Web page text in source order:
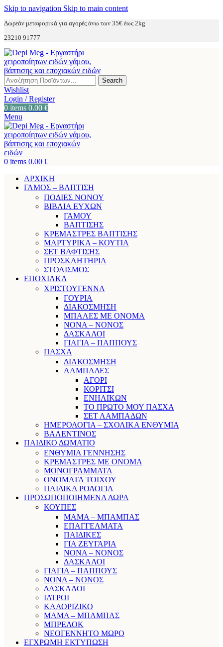
Skip to navigation Skip to main content
Δωρεάν μεταφορικά για αγορές άνω των 35€ έως 2kg
23210 91777
Search
Wishlist
Login / Register
0 items 0.00 €
Menu
0 items 0.00 €
ΑΡΧΙΚΗ
ΓΑΜΟΣ – ΒΑΠΤΙΣΗ
ΠΟΔΙΕΣ ΝΟΝΟΥ
ΒΙΒΛΙΑ ΕΥΧΩΝ
ΓΑΜΟΥ
ΒΑΠΤΙΣΗΣ
ΚΡΕΜΑΣΤΡΕΣ ΒΑΠΤΙΣΗΣ
ΜΑΡΤΥΡΙΚΑ – ΚΟΥΤΙΑ
ΣΕΤ ΒΑΦΤΙΣΗΣ
ΠΡΟΣΚΛΗΤΗΡΙΑ
ΣΤΟΛΙΣΜΟΣ
ΕΠΟΧΙΑΚΑ
ΧΡΙΣΤΟΥΓΕΝΝΑ
ΓΟΥΡΙΑ
ΔΙΑΚΟΣΜΗΣΗ
ΜΠΑΛΕΣ ΜΕ ΟΝΟΜΑ
ΝΟΝΑ – ΝΟΝΟΣ
ΔΑΣΚΑΛΟΙ
ΓΙΑΓΙΑ – ΠΑΠΠΟΥΣ
ΠΑΣΧΑ
ΔΙΑΚΟΣΜΗΣΗ
ΛΑΜΠΑΔΕΣ
ΑΓΟΡΙ
ΚΟΡΙΤΣΙ
ΕΝΗΛΙΚΩΝ
ΤΟ ΠΡΩΤΟ ΜΟΥ ΠΑΣΧΑ
ΣΕΤ ΛΑΜΠΑΔΩΝ
ΗΜΕΡΟΛΟΓΙΑ – ΣΧΟΛΙΚΑ ΕΝΘΥΜΙΑ
ΒΑΛΕΝΤΙΝΟΣ
ΠΑΙΔΙΚΟ ΔΩΜΑΤΙΟ
ΕΝΘΥΜΙΑ ΓΕΝΝΗΣΗΣ
ΚΡΕΜΑΣΤΡΕΣ ΜΕ ΟΝΟΜΑ
ΜΟΝΟΓΡΑΜΜΑΤΑ
ΟΝΟΜΑΤΑ ΤΟΙΧΟΥ
ΠΑΙΔΙΚΑ ΡΟΛΟΓΙΑ
ΠΡΟΣΩΠΟΠΟΙΗΜΕΝΑ ΔΩΡΑ
ΚΟΥΠΕΣ
ΜΑΜΑ – ΜΠΑΜΠΑΣ
ΕΠΑΓΓΕΛΜΑΤΑ
ΠΑΙΔΙΚΕΣ
ΓΙΑ ΖΕΥΓΑΡΙΑ
ΝΟΝΑ – ΝΟΝΟΣ
ΔΑΣΚΑΛΟΙ
ΓΙΑΓΙΑ – ΠΑΠΠΟΥΣ
ΝΟΝΑ – ΝΟΝΟΣ
ΔΑΣΚΑΛΟΙ
ΙΑΤΡΟΙ
ΚΑΛΟΡΙΖΙΚΟ
ΜΑΜΑ – ΜΠΑΜΠΑΣ
ΜΠΡΕΛΟΚ
ΝΕΟΓΕΝΝΗΤΟ ΜΩΡΟ
ΕΓΧΡΩΜΗ ΕΚΤΥΠΩΣΗ